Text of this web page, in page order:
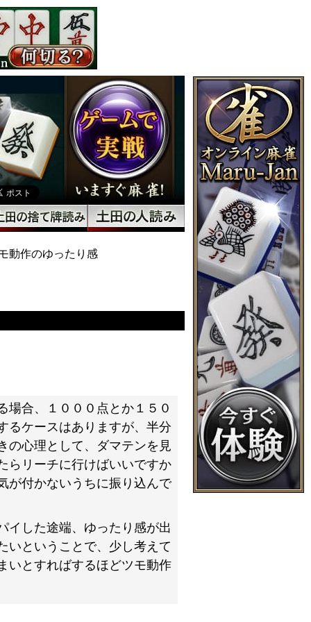
動作のゆったり感
場合、１０００点とか１５０
るケースはありますが、半分
の心理として、ダマテンを見
らリーチに行けばいいですか
が付かないうちに振り込んで
イした途端、ゆったり感が出
いということで、少し考えて
いとすればするほどツモ動作